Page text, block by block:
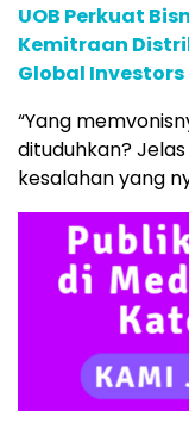
UOB Perkuat
Kemitraan
Global Investors
“Yang
dituduhkan?
kesalahan yang